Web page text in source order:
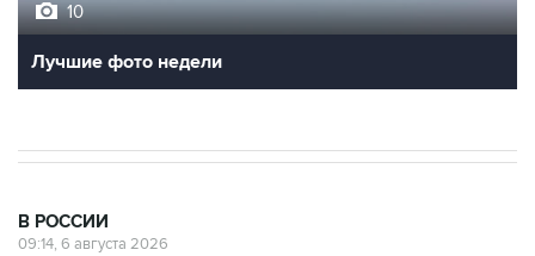
10
Лучшие фото недели
В РОССИИ
09:14, 6 августа 2026